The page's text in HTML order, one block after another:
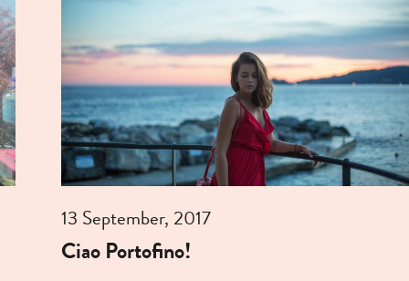
13 September, 2017
Ciao Portofino!